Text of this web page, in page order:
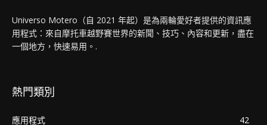
Universo Motero（自 2021 年起）是為兩輪愛好者提供的資訊應
用程式：來自摩托車越野賽世界的新聞、技巧、內容和更新，盡在
一個地方，快速易用。.
熱門類別
應用程式 42